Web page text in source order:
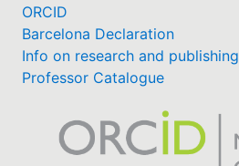
ORCID
Barcelona Declaration
Info on research and publishing
Professor Catalogue